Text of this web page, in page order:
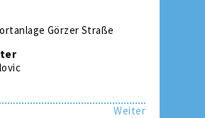
Görzer Straße
Weiter